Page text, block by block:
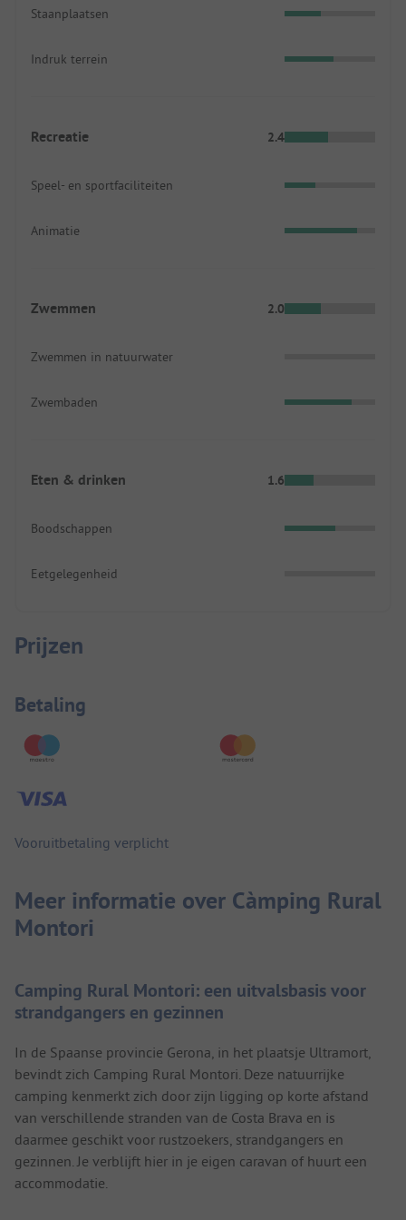
Staanplaatsen
Indruk terrein
Recreatie 2.4
Speel- en sportfaciliteiten
Animatie
Zwemmen 2.0
Zwemmen in natuurwater
Zwembaden
Eten & drinken 1.6
Boodschappen
Eetgelegenheid
Prijzen
Betaalinformatie
Betaling
Vooruitbetaling verplicht
Meer informatie over Càmping Rural
Montori
Camping Rural Montori: een uitvalsbasis voor
strandgangers en gezinnen
In de Spaanse provincie Gerona, in het plaatsje Ultramort,
bevindt zich Camping Rural Montori. Deze natuurrijke
camping kenmerkt zich door zijn ligging op korte afstand
van verschillende stranden van de Costa Brava en is
daarmee geschikt voor rustzoekers, strandgangers en
gezinnen. Je verblijft hier in je eigen caravan of huurt een
accommodatie.